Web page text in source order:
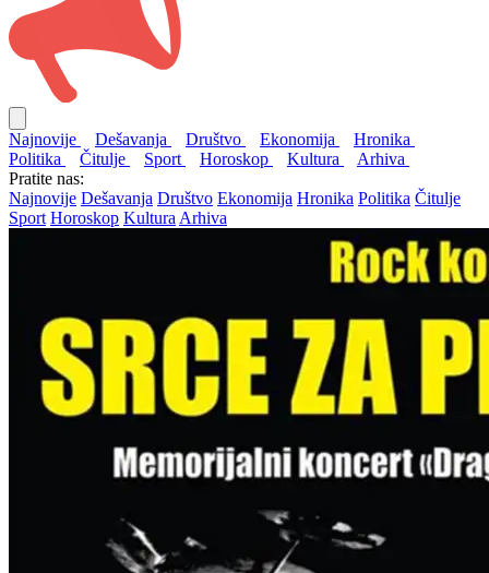
Najnovije Dešavanja Društvo Ekonomija
Hronika
Politika
Čitulje Sport Horoskop Kultura
Arhiva
Pratite nas:
Najnovije Dešavanja Društvo Ekonomija Hronika Politika Čitulje
Sport Horoskop Kultura Arhiva